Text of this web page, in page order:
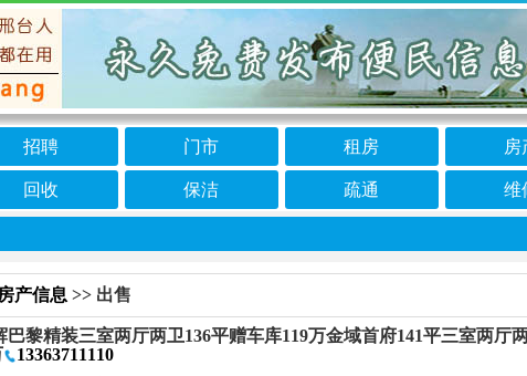
招聘 门市 租房 房
回收 保洁 疏通 维
房产信息 >> 出售
巴黎精装三室两厅两卫136平赠车库119万金域首府141平三室两厅
13363711110